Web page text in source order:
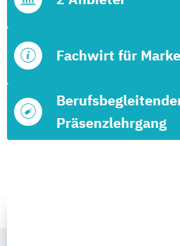
Präsenzlehrgang
Fachwirt für